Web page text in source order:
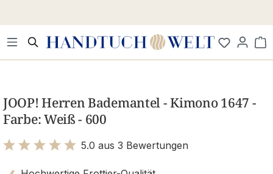
JOOP! Herren Bademantel - Kimono 1647 -
Farbe: Weiß - 600
5.0 aus 3 Bewertungen